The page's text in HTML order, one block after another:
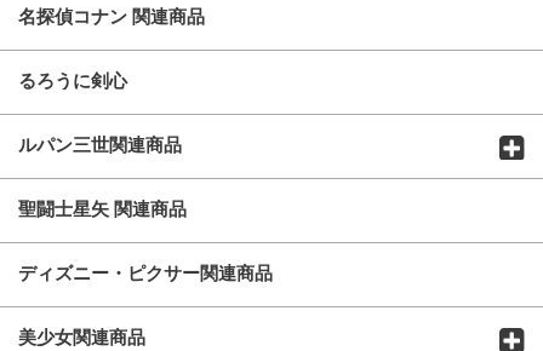
名探偵コナン 関連商品
るろうに剣心
ルパン三世関連商品
聖闘士星矢 関連商品
ディズニー・ピクサー関連商品
美少女関連商品